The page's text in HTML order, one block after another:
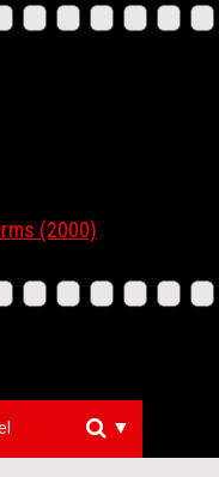
(2000)
▼